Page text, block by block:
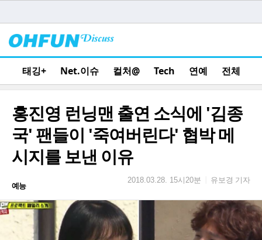
태깅+ Net.이슈 컬처@ Tech 연예 전체
홍진영 런닝맨 출연 소식에 '김종
국' 팬들이 '죽여버린다' 협박 메
시지를 보낸 이유
예능
2018.03.28. 15시20분 유보경 기자